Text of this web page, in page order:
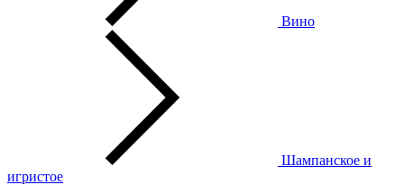
Вино
Шампанское и
игристое